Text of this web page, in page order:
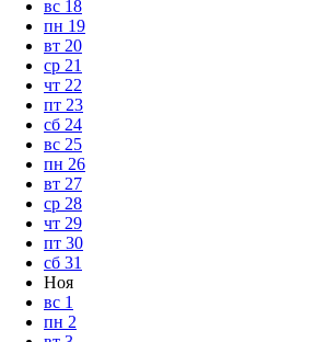
вс 18
пн 19
вт 20
ср 21
чт 22
пт 23
сб 24
вс 25
пн 26
вт 27
ср 28
чт 29
пт 30
сб 31
Ноя
вс 1
пн 2